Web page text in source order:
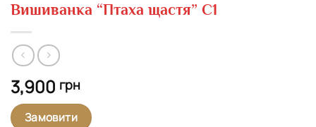
Вишиванка “Птаха щастя” С1
3,900 грн
Замовити